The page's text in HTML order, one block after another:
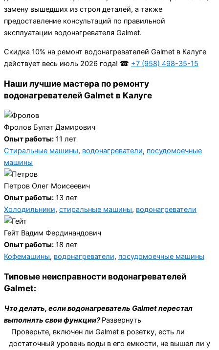
замену вышедших из строя деталей, а также
предоставление консультаций по правильной
эксплуатации водонагревателя Galmet.
Cкидка 10% на ремонт водонагревателей Galmet в Калуге
действует весь июль 2026 года! ☎ +7 (958) 498-35-15
Наши лучшие мастера по ремонту
водонагревателей Galmet в Калуге
Фролов Булат Дамирович
Опыт работы: 11 лет
Стиральные машины, водонагреватели, посудомоечные
машины
Петров Олег Моисеевич
Опыт работы: 13 лет
Холодильники, стиральные машины, водонагреватели
Гейт Вадим Фердинандович
Опыт работы: 18 лет
Кофемашины, водонагреватели, посудомоечные машины
Типовые неисправности водонагревателей
Galmet:
Что делать, если водонагреватель Galmet перестал
выполнять свои функции?Развернуть
Проверьте, включен ли Galmet в розетку, есть ли
достаточный уровень воды в его емкости, не вышел ли у